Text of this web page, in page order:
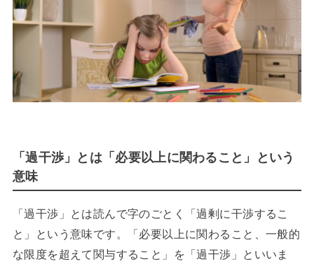
「過干渉」とは「必要以上に関わること」という
意味
「過干渉」とは読んで字のごとく「過剰に干渉するこ
と」という意味です。「必要以上に関わること、一般的
な限度を超えて関与すること」を「過干渉」といいま